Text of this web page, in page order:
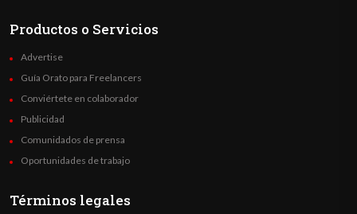
Productos o Servicios
Advertise
Guía Orato para Freelancers
Conviértete en colaborador
Publicidad
Comunidados de prensa
Oportunidades de trabajo
Términos legales